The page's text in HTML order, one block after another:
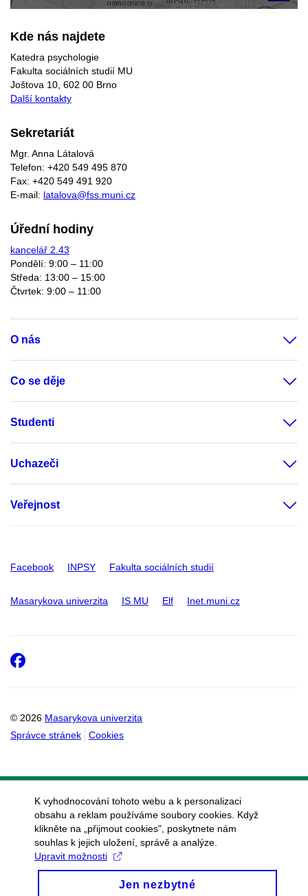
Kde nás najdete
Katedra psychologie
Fakulta sociálních studií MU
Joštova 10, 602 00 Brno
Další kontakty
Sekretariát
Mgr. Anna Látalová
Telefon: +420 549 495 870
Fax: +420 549 491 920
E-mail: latalova@fss.muni.cz
Úřední hodiny
kancelář 2.43
Pondělí: 9:00 – 11:00
Středa: 13:00 – 15:00
Čtvrtek: 9:00 – 11:00
O nás
Co se děje
Studenti
Uchazeči
Veřejnost
Facebook INPSY Fakulta sociálních studií
Masarykova univerzita IS MU Elf Inet.muni.cz
© 2026 Masarykova univerzita
Správce stránek
Cookies
Facebook
K vyhodnocování tohoto webu a k personalizaci
obsahu a reklam používáme soubory cookies. Když
klikněte na „přijmout cookies", poskytnete nám
souhlas k jejich uložení, správě a analýze.
Upravit možnosti
Jen nezbytné